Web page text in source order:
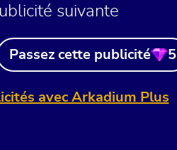
suivante
Passez cette publicité 5
avec Arkadium Plus